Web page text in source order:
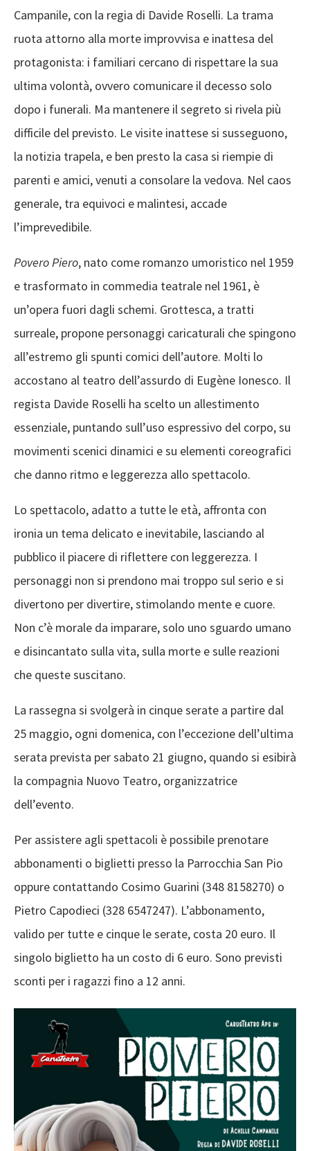
Campanile, con la regia di Davide Roselli. La trama
ruota attorno alla morte improvvisa e inattesa del
protagonista: i familiari cercano di rispettare la sua
ultima volontà, ovvero comunicare il decesso solo
dopo i funerali. Ma mantenere il segreto si rivela più
difficile del previsto. Le visite inattese si susseguono,
la notizia trapela, e ben presto la casa si riempie di
parenti e amici, venuti a consolare la vedova. Nel caos
generale, tra equivoci e malintesi, accade
l’imprevedibile.
Povero Piero, nato come romanzo umoristico nel 1959
e trasformato in commedia teatrale nel 1961, è
un’opera fuori dagli schemi. Grottesca, a tratti
surreale, propone personaggi caricaturali che spingono
all’estremo gli spunti comici dell’autore. Molti lo
accostano al teatro dell’assurdo di Eugène Ionesco. Il
regista Davide Roselli ha scelto un allestimento
essenziale, puntando sull’uso espressivo del corpo, su
movimenti scenici dinamici e su elementi coreografici
che danno ritmo e leggerezza allo spettacolo.
Lo spettacolo, adatto a tutte le età, affronta con
ironia un tema delicato e inevitabile, lasciando al
pubblico il piacere di riflettere con leggerezza. I
personaggi non si prendono mai troppo sul serio e si
divertono per divertire, stimolando mente e cuore.
Non c’è morale da imparare, solo uno sguardo umano
e disincantato sulla vita, sulla morte e sulle reazioni
che queste suscitano.
La rassegna si svolgerà in cinque serate a partire dal
25 maggio, ogni domenica, con l’eccezione dell’ultima
serata prevista per sabato 21 giugno, quando si esibirà
la compagnia Nuovo Teatro, organizzatrice
dell’evento.
Per assistere agli spettacoli è possibile prenotare
abbonamenti o biglietti presso la Parrocchia San Pio
oppure contattando Cosimo Guarini (348 8158270) o
Pietro Capodieci (328 6547247). L’abbonamento,
valido per tutte e cinque le serate, costa 20 euro. Il
singolo biglietto ha un costo di 6 euro. Sono previsti
sconti per i ragazzi fino a 12 anni.